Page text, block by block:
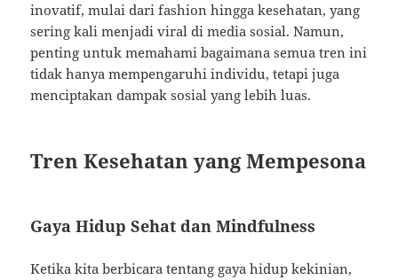
inovatif, mulai dari fashion hingga kesehatan, yang
sering kali menjadi viral di media sosial. Namun,
penting untuk memahami bagaimana semua tren ini
tidak hanya mempengaruhi individu, tetapi juga
menciptakan dampak sosial yang lebih luas.
Tren Kesehatan yang Mempesona
Gaya Hidup Sehat dan Mindfulness
Ketika kita berbicara tentang gaya hidup kekinian,